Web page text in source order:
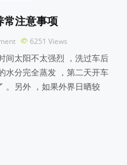
常注意事项
6251 Views
间太阳不太强烈 ，洗过车后
水分完全蒸发 ，第二天开车
。另外 ，如果外界日晒较